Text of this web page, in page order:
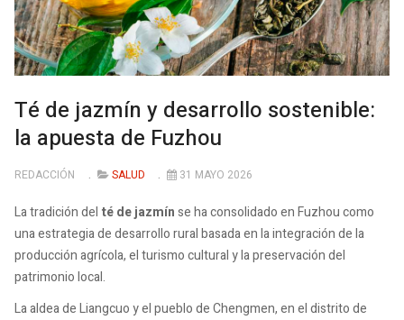
Té de jazmín y desarrollo sostenible:
la apuesta de Fuzhou
REDACCIÓN SALUD 31 MAYO 2026
La tradición del té de jazmínse ha consolidado en Fuzhou como
una estrategia de desarrollo rural basada en la integración de la
producción agrícola, el turismo cultural y la preservación del
patrimonio local.
La aldea de Liangcuo y el pueblo de Chengmen, en el distrito de